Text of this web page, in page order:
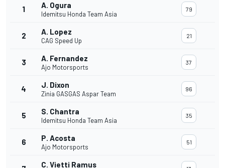
1 A. Ogura
Idemitsu Honda Team Asia
79
2 A. Lopez
CAG Speed Up
21
3 A. Fernandez
Ajo Motorsports
37
4 J. Dixon
Zinia GASGAS Aspar Team
96
5 S. Chantra
Idemitsu Honda Team Asia
35
6 P. Acosta
Ajo Motorsports
51
C. Vietti Ramus